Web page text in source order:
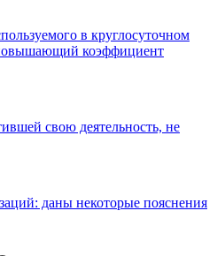
в круглосуточном
коэффициент
свою деятельность, не
даны некоторые пояснения